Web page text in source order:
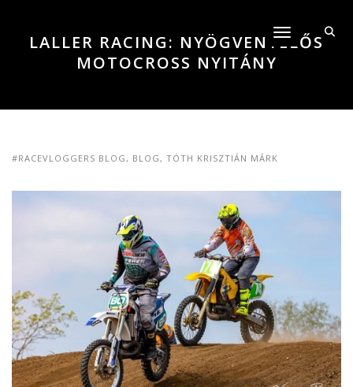
Toggle
LALLER RACING: NYÖGVENYELŐS
MOTOCROSS NYITÁNY
#RACEVLOGGERS BLOG, BLOG, TÓTH KRISZTIÁN MÁRK